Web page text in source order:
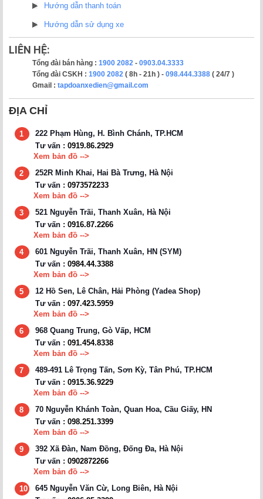
Hướng dẫn thanh toán
Hướng dẫn sử dụng xe
LIÊN HỆ:
Tổng đài bán hàng : 1900 2082 - 0903.04.3333
Tổng đài CSKH : 1900 2082 ( 8h - 21h ) - 098.444.3388 ( 24/7 )
Gmail : tapdoanxedien@gmail.com
ĐỊA CHỈ
1
222 Phạm Hùng, H. Bình Chánh, TP.HCM
Tư vấn : 0919.86.2929
Xem bản đồ -->
2
252R Minh Khai, Hai Bà Trưng, Hà Nội
Tư vấn : 0973572233
Xem bản đồ -->
3
521 Nguyễn Trãi, Thanh Xuân, Hà Nội
Tư vấn : 0916.87.2266
Xem bản đồ -->
4
601 Nguyễn Trãi, Thanh Xuân, HN (SYM)
Tư vấn : 0984.44.3388
Xem bản đồ -->
5
12 Hồ Sen, Lê Chân, Hải Phòng (Yadea Shop)
Tư vấn : 097.423.5959
Xem bản đồ -->
6
968 Quang Trung, Gò Vấp, HCM
Tư vấn : 091.454.8338
Xem bản đồ -->
7
489-491 Lê Trọng Tấn, Sơn Kỳ, Tân Phú, TP.HCM
Tư vấn : 0915.36.9229
Xem bản đồ -->
8
70 Nguyễn Khánh Toàn, Quan Hoa, Cầu Giấy, HN
Tư vấn : 098.251.3399
Xem bản đồ -->
9
392 Xã Đàn, Nam Đồng, Đống Đa, Hà Nội
Tư vấn : 0902872266
Xem bản đồ -->
10
645 Nguyễn Văn Cừ, Long Biên, Hà Nội